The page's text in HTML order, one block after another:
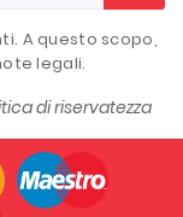
A questo scopo,
legali.
di riservatezza